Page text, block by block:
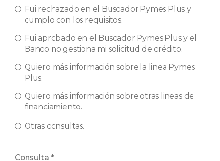
Fui rechazado en el Buscador Pymes Plus y
cumplo con los requisitos.
Fui aprobado en el Buscador Pymes Plus y el
Banco no gestiona mi solicitud de crédito.
Quiero más información sobre la linea Pymes
Plus.
Quiero más información sobre otras lineas de
financiamiento.
Otras consultas.
Consulta *